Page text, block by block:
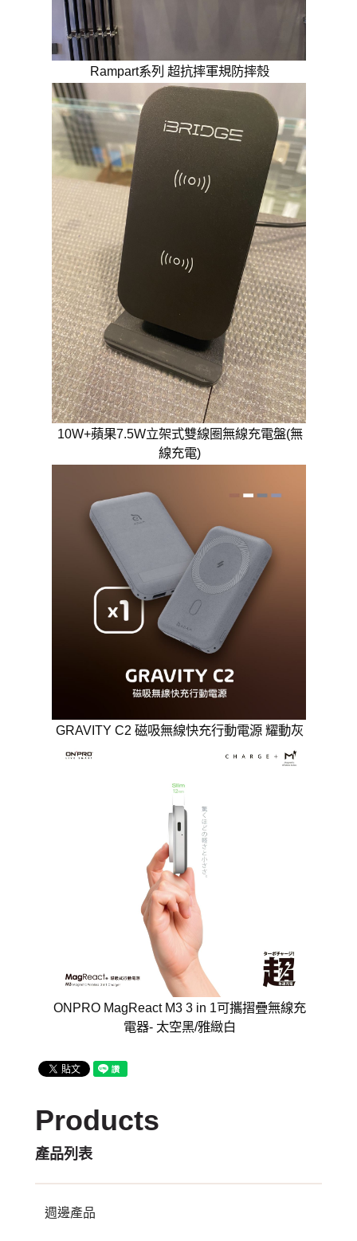
Rampart系列 超抗摔軍規防摔殼
10W+蘋果7.5W立架式雙線圈無線充電盤(無
線充電)
GRAVITY C2 磁吸無線快充行動電源 耀動灰
ONPRO MagReact M3 3 in 1可攜摺疊無線充
電器- 太空黑/雅緻白
Products
產品列表
週邊產品